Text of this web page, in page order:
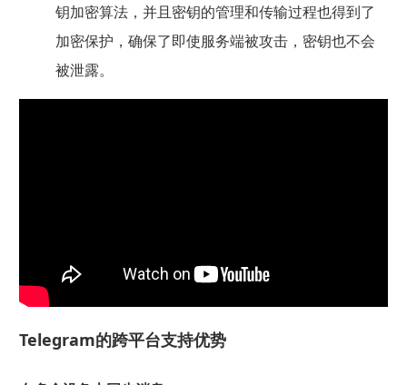
钥加密算法，并且密钥的管理和传输过程也得到了
加密保护，确保了即使服务端被攻击，密钥也不会
被泄露。
Telegram的跨平台支持优势